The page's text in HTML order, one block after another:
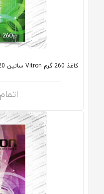
کاغذ 260 گرم Vitron ساتین 20 برگی A4